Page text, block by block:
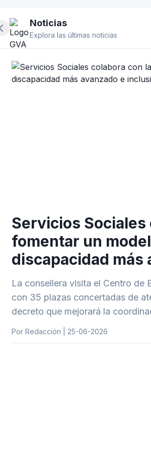
Ocultar panel lateral
Noticias
Explora las últimas noticias
Servicios Sociales
fomentar un
discapacidad más
La consellera visita el Centro de
con 35 plazas concertadas de
decreto que mejorará la
Por Redacción | 25-06-2026